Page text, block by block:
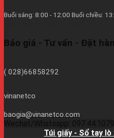
Buổi sáng: 8:00 - 12:00 Buổi chiều:
Báo giá - Tư vấn - Đặt
( 028)66858292
vinanetco
baogia@vinanetco.com
Wechat/Whatsapp: 097.44.1079
Túi giấy - Sổ tay